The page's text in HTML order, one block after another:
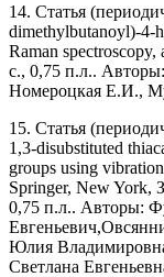
14. Статья
dimethylbutanoyl)-4-
Raman
с., 0,75 п.л..
Номероцкая Е.И.,
15. Статья
1,3-disubstituted
groups using
Springer, New York,
0,75 п.л.. Авторы:
Юлия
Светлана